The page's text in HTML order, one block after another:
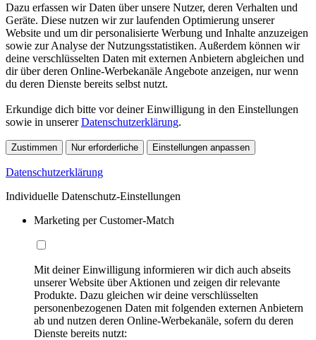
Dazu erfassen wir Daten über unsere Nutzer, deren Verhalten und
Geräte. Diese nutzen wir zur laufenden Optimierung unserer
Website und um dir personalisierte Werbung und Inhalte anzuzeigen
sowie zur Analyse der Nutzungsstatistiken. Außerdem können wir
deine verschlüsselten Daten mit externen Anbietern abgleichen und
dir über deren Online-Werbekanäle Angebote anzeigen, nur wenn
du deren Dienste bereits selbst nutzt.
Erkundige dich bitte vor deiner Einwilligung in den Einstellungen
sowie in unsererDatenschutzerklärung.
Zustimmen Nur erforderliche Einstellungen anpassen
Datenschutzerklärung
Individuelle Datenschutz-Einstellungen
Marketing per Customer-Match
Mit deiner Einwilligung informieren wir dich auch abseits
unserer Website über Aktionen und zeigen dir relevante
Produkte. Dazu gleichen wir deine verschlüsselten
personenbezogenen Daten mit folgenden externen Anbietern
ab und nutzen deren Online-Werbekanäle, sofern du deren
Dienste bereits nutzt: